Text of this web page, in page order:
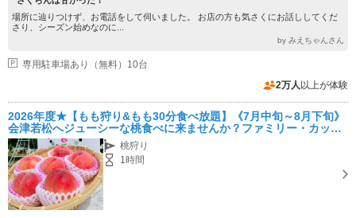
場所に辿りつけず、お電話をして伺いました。 お店の方も気さくにお話ししてくだ
さり、シーズン始めなのに...
by みえちゃんさん
専用駐車場あり（無料）10台
2万人 以上が体験
2026年度★【もも狩り&もも30分食べ放題】《7月中旬～8月下旬》
会津若松へジューシーな桃食べに来ませんか？ファミリー・カップ
ル・女性におすすめ☆
桃狩り
1時間